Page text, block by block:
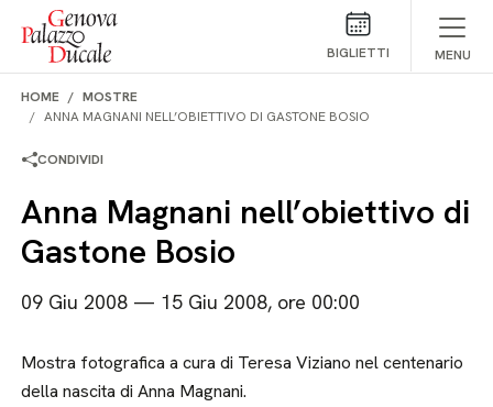
Salta al contenuto
BIGLIETTI MENU
HOME
MOSTRE
ANNA MAGNANI NELL’OBIETTIVO DI GASTONE BOSIO
CONDIVIDI
Anna Magnani nell’obiettivo di
Gastone Bosio
09 Giu 2008 — 15 Giu 2008, ore 00:00
Mostra fotografica a cura di Teresa Viziano nel centenario
della nascita di Anna Magnani.